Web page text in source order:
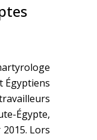
Égyptiens
Égypte,
Lors